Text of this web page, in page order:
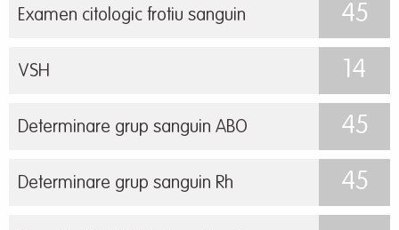
Examen citologic frotiu sanguin 45
VSH 14
Determinare grup sanguin ABO 45
Determinare grup sanguin Rh 45